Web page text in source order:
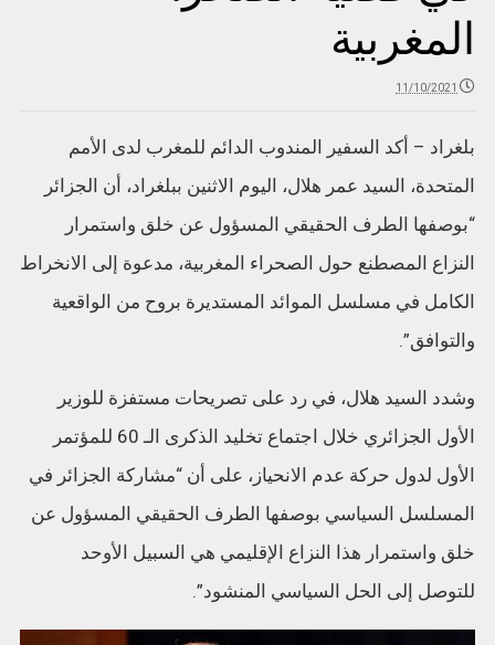
المغربية
11/10/2021
بلغراد – أكد السفير المندوب الدائم للمغرب لدى الأمم
المتحدة، السيد عمر هلال، اليوم الاثنين ببلغراد، أن الجزائر
“بوصفها الطرف الحقيقي المسؤول عن خلق واستمرار
النزاع المصطنع حول الصحراء المغربية، مدعوة إلى الانخراط
الكامل في مسلسل الموائد المستديرة بروح من الواقعية
والتوافق”.
وشدد السيد هلال، في رد على تصريحات مستفزة للوزير
الأول الجزائري خلال اجتماع تخليد الذكرى الـ 60 للمؤتمر
الأول لدول حركة عدم الانحياز، على أن “مشاركة الجزائر في
المسلسل السياسي بوصفها الطرف الحقيقي المسؤول عن
خلق واستمرار هذا النزاع الإقليمي هي السبيل الأوحد
للتوصل إلى الحل السياسي المنشود”.